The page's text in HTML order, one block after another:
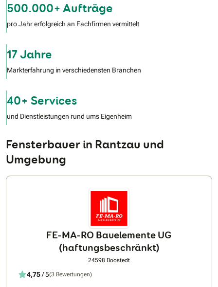
500.000+ Aufträge
pro Jahr erfolgreich an Fachfirmen vermittelt
17 Jahre
Markterfahrung in verschiedensten Branchen
40+ Services
und Dienstleistungen rund ums Eigenheim
Fensterbauer in Rantzau und
Umgebung
FE-MA-RO Bauelemente UG
(haftungsbeschränkt)
24598 Boostedt
4,75/ 5(3 Bewertungen)